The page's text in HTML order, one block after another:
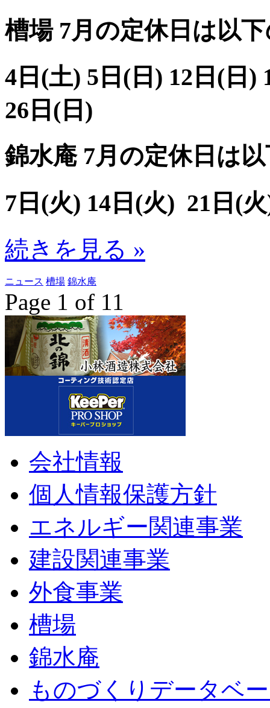
槽場 7月の定休日は以
4日(土) 5日(日) 12日(
26日(日)
錦水庵 7月の定休日は
7日(火) 14日(火) 21日(
続きを見る »
ニュース 槽場 錦水庵
Page 1 of 11
会社情報
個人情報保護方針
エネルギー関連事業
建設関連事業
外食事業
槽場
錦水庵
ものづくりデータベ